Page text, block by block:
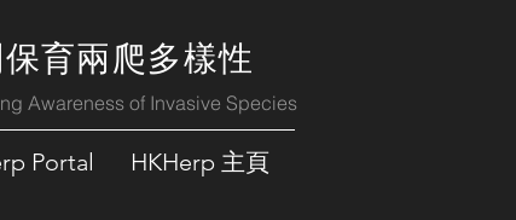
育兩爬多樣性
Awareness of Invasive Species
Portal HKHerp 主頁